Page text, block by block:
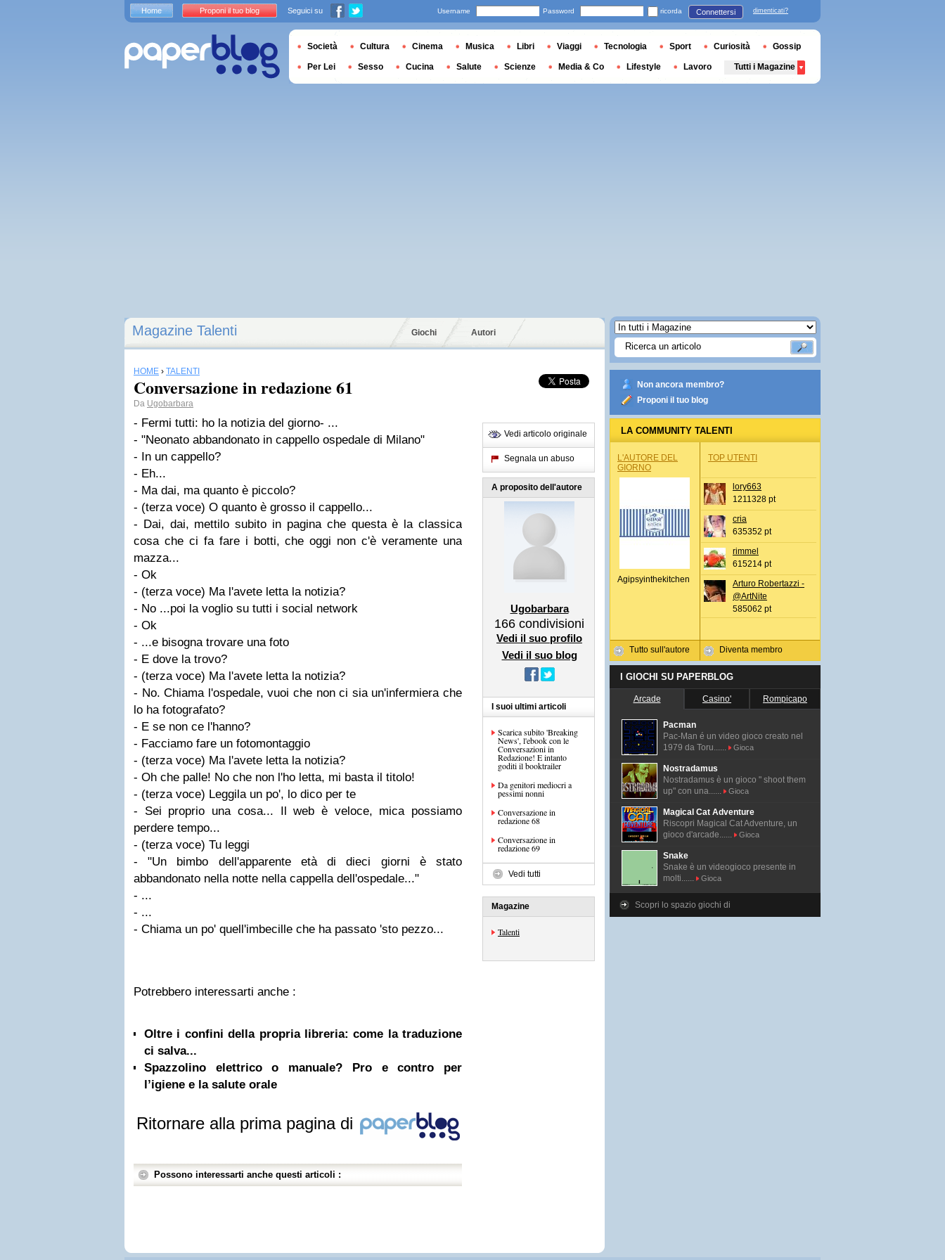
Magazine Talenti Giochi Autori
HOME › TALENTI
Conversazione in redazione 61
Da Ugobarbara
- Fermi tutti: ho la notizia del giorno- ...
- "Neonato abbandonato in cappello ospedale di Milano"
- In un cappello?
- Eh...
- Ma dai, ma quanto è piccolo?
- (terza voce) O quanto è grosso il cappello...
- Dai, dai, mettilo subito in pagina che questa è la classica
cosa che ci fa fare i botti, che oggi non c'è veramente una
mazza...
- Ok
- (terza voce) Ma l'avete letta la notizia?
- No ...poi la voglio su tutti i social network
- Ok
- ...e bisogna trovare una foto
- E dove la trovo?
- (terza voce) Ma l'avete letta la notizia?
- No. Chiama l'ospedale, vuoi che non ci sia un'infermiera che
lo ha fotografato?
- E se non ce l'hanno?
- Facciamo fare un fotomontaggio
- (terza voce) Ma l'avete letta la notizia?
- Oh che palle! No che non l'ho letta, mi basta il titolo!
- (terza voce) Leggila un po', lo dico per te
- Sei proprio una cosa... Il web è veloce, mica possiamo
perdere tempo...
- (terza voce) Tu leggi
- "Un bimbo dell'apparente età di dieci giorni è stato
abbandonato nella notte nella cappella dell'ospedale..."
- ...
- ...
- Chiama un po' quell'imbecille che ha passato 'sto pezzo...
Potrebbero interessarti anche :
Oltre i confini della propria libreria: come la traduzione
ci salva...
Spazzolino elettrico o manuale? Pro e contro per
l’igiene e la salute orale
Ritornare alla prima pagina di
Possono interessarti anche questi articoli :
Vedi articolo originale
Segnala un abuso
A proposito dell'autore
Ugobarbara
166 condivisioni
Vedi il suo profilo
Vedi il suo blog
I suoi ultimi articoli
Scarica subito 'Breaking
News', l'ebook con le
Conversazioni in
Redazione! E intanto
goditi il booktrailer
Da genitori mediocri a
pessimi nonni
Conversazione in
redazione 68
Conversazione in
redazione 69
Vedi tutti
Magazine
Talenti
Non ancora membro?
Proponi il tuo blog
LA COMMUNITY TALENTI
L'AUTORE DEL
GIORNO
Agipsyinthekitchen
Tutto sull'autore
TOP UTENTI
lory663
1211328 pt
cria
635352 pt
rimmel
615214 pt
Arturo Robertazzi -
@ArtNite
585062 pt
Diventa membro
I GIOCHI SU PAPERBLOG
Arcade Casino' Rompicapo
Pacman
Pac-Man é un video gioco creato nel
1979 da Toru......
Gioca
Nostradamus
Nostradamus è un gioco " shoot them
up" con una......
Gioca
Magical Cat Adventure
Riscopri Magical Cat Adventure, un
gioco d'arcade......
Gioca
Snake
Snake è un videogioco presente in
molti......
Gioca
Scopri lo spazio giochi di
Home Proponi il tuo blog Seguici su Username Password ricorda Connettersi dimenticati?
Società Cultura Cinema Musica Libri Viaggi Tecnologia Sport Curiosità Gossip
Per Lei Sesso Cucina Salute Scienze Media & Co Lifestyle Lavoro Tutti i Magazine